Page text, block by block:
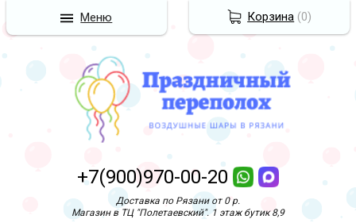
+7(900)970-00-20
Доставка по Рязани от 0 р.
Магазин в ТЦ "Полетаевский". 1 этаж бутик 8,9
Корзина (0)
Меню